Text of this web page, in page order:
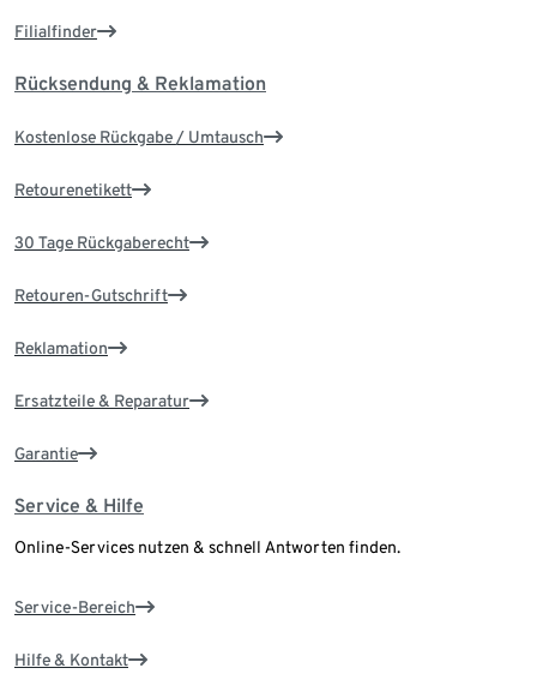
Filialfinder
Rücksendung & Reklamation
Kostenlose Rückgabe / Umtausch
Retourenetikett
30 Tage Rückgaberecht
Retouren-Gutschrift
Reklamation
Ersatzteile & Reparatur
Garantie
Service & Hilfe
Online-Services nutzen & schnell Antworten finden.
Service-Bereich
Hilfe & Kontakt